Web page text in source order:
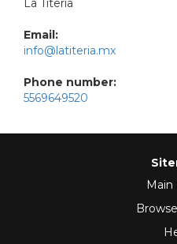
La Titeria
Email:
info@latiteria.mx
Phone number:
5569649520